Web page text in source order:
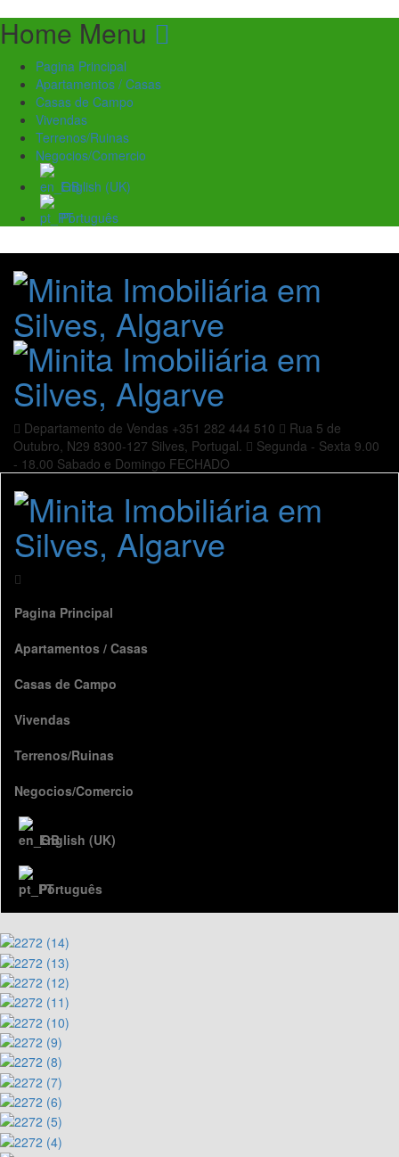
Home Menu
Pagina Principal
Apartamentos / Casas
Casas de Campo
Vivendas
Terrenos/Ruinas
Negocios/Comercio
English (UK)
Português
Departamento de Vendas +351 282 444 510
Rua 5 de
Outubro, N29 8300-127 Silves, Portugal.
Segunda - Sexta 9.00
- 18.00 Sabado e Domingo FECHADO
Pagina Principal
Apartamentos / Casas
Casas de Campo
Vivendas
Terrenos/Ruinas
Negocios/Comercio
English (UK)
Português